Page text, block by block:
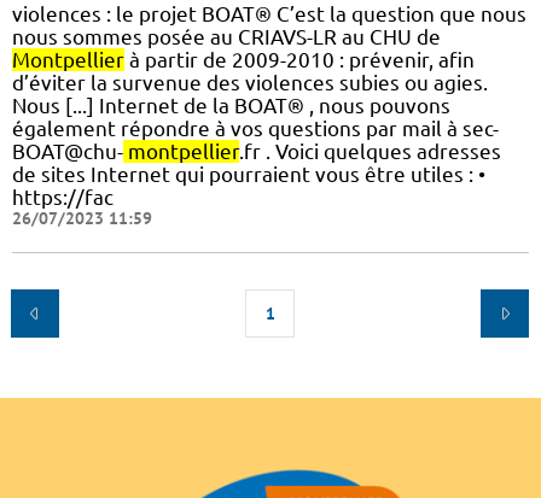
violences : le projet BOAT® C’est la question que nous
nous sommes posée au CRIAVS-LR au CHU de
Montpellier à partir de 2009-2010 : prévenir, afin
d’éviter la survenue des violences subies ou agies.
Nous [...] Internet de la BOAT® , nous pouvons
également répondre à vos questions par mail à sec-
BOAT@chu- montpellier.fr . Voici quelques adresses
de sites Internet qui pourraient vous être utiles : •
https://fac
26/07/2023 11:59
1